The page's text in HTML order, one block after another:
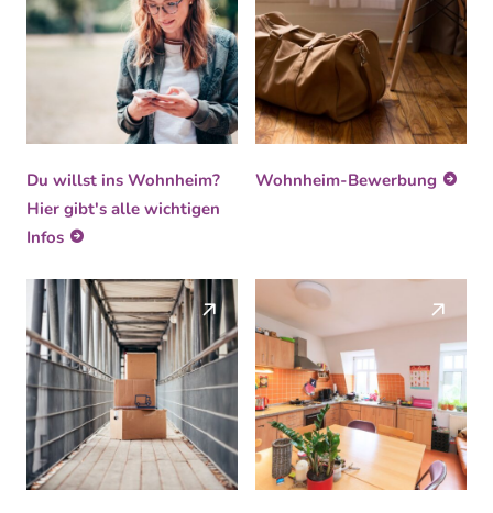
Du willst ins Wohnheim?
Hier gibt's alle wichtigen
Infos
Wohnheim-Bewerbung